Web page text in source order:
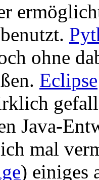
ohne
Eclipse
Java-
mal
) einiges